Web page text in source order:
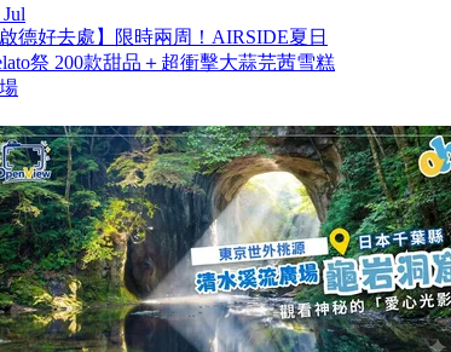
啟德好去處】限時兩周！AIRSIDE夏日
祭 200款甜品＋超衝擊大蒜芫茜雪糕